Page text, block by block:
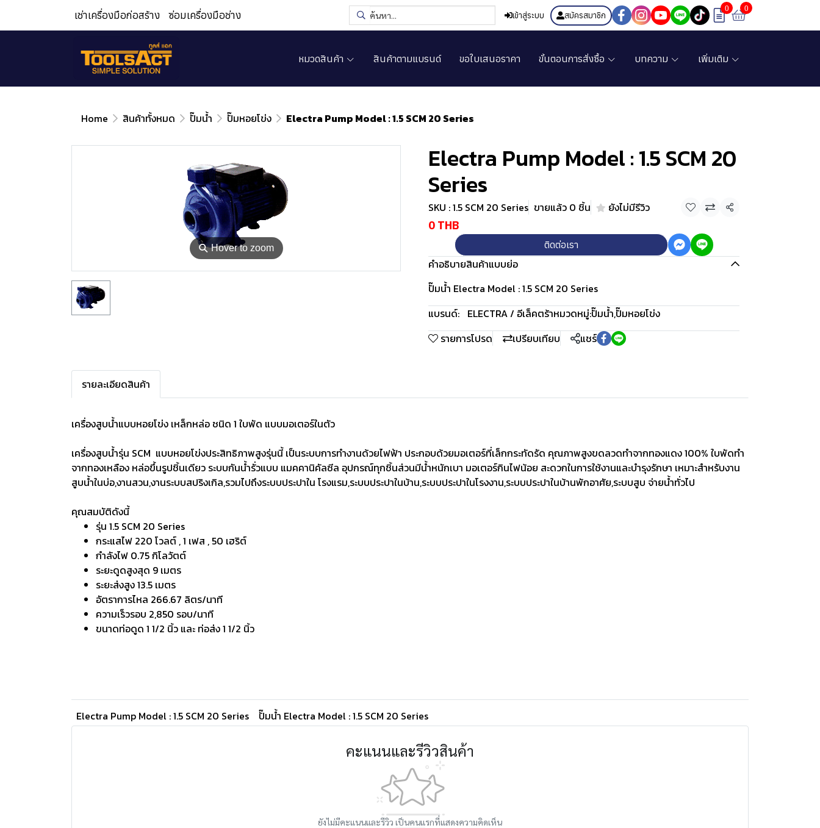
เช่าเครื่องมือก่อสร้าง ซ่อมเครื่องมือช่าง เข้าสู่ระบบ สมัครสมาชิก
0 0
หมวดสินค้า สินค้าตามแบรนด์ ขอใบเสนอราคา ขั้นตอนการสั่งซื้อ บทความ เพิ่มเติม
Home สินค้าทั้งหมด ปั๊มน้ำ ปั๊มหอยโข่ง Electra Pump Model : 1.5 SCM 20 Series
⚲Hover to zoom
Electra Pump Model : 1.5 SCM 20
Series
SKU : 1.5 SCM 20 Series ขายแล้ว 0 ชิ้น ยังไม่มีรีวิว แชร์
0 THB
ติดต่อเรา
คำอธิบายสินค้าแบบย่อ
ปั๊มน้ำ Electra Model : 1.5 SCM 20 Series
แบรนด์: ELECTRA / อีเล็คตร้าหมวดหมู่:ปั๊มน้ำ,ปั๊มหอยโข่ง
รายการโปรด
เปรียบเทียบ แชร์
รายละเอียดสินค้า
เครื่องสูบน้ำแบบหอยโข่ง เหล็กหล่อ ชนิด 1 ใบพัด แบบมอเตอร์ในตัว
เครื่องสูบน้ำรุ่น SCM แบบหอยโข่งประสิทธิภาพสูงรุ่นนี้ เป็นระบบการทำงานด้วยไฟฟ้า ประกอบด้วยมอเตอร์ที่เล็กกระทัดรัด คุณภาพสูงขดลวดทำจากทองแดง 100% ใบพัดทำ
จากทองเหลือง หล่อขึ้นรูปชิ้นเดียว ระบบกันน้ำรั่วแบบ แมคคานิคัลซีล อุปกรณ์ทุกชิ้นส่วนมีน้ำหนักเบา มอเตอร์กินไฟน้อย สะดวกในการใช้งานและบำรุงรักษา เหมาะสำหรับงาน
สูบน้ำในบ่อ,งานสวน,งานระบบสปริงเกิล,รวมไปถึงระบบประปาใน โรงแรม,ระบบประปาในบ้าน,ระบบประปาในโรงงาน,ระบบประปาในบ้านพักอาศัย,ระบบสูบ จ่ายน้ำทั่วไป
คุณสมบัติดังนี้
รุ่น 1.5 SCM 20 Series
กระแสไฟ 220 โวลต์ , 1 เฟส , 50 เฮริต์
กำลังไฟ 0.75 กิโลวัตต์
ระยะดูดสูงสุด 9 เมตร
ระยะส่งสูง 13.5 เมตร
อัตราการไหล 266.67 ลิตร/นาที
ความเร็วรอบ 2,850 รอบ/นาที
ขนาดท่อดูด 1 1/2 นิ้ว และ ท่อส่ง 1 1/2 นิ้ว
Electra Pump Model : 1.5 SCM 20 Series ปั๊มน้ำ Electra Model : 1.5 SCM 20 Series
คะแนนและรีวิวสินค้า
ยังไม่มีคะแนนและรีวิว เป็นคนแรกที่แสดงความคิดเห็น